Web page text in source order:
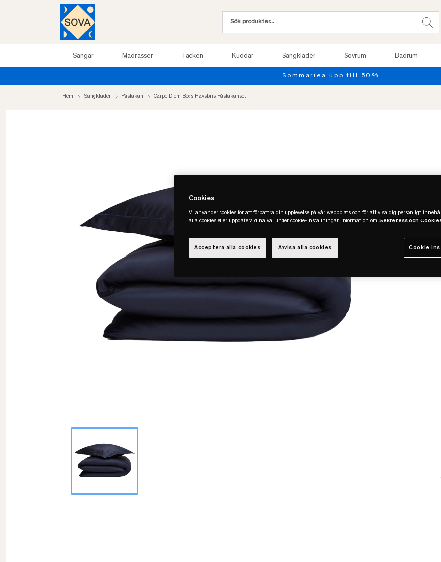
Sängar Madrasser Täcken Kuddar Sängkläder Sovrum Badrum
Hem Sängkläder Påslakan Carpe Diem Beds Havsbris Påslakanset
Cookies
Vi använder cookies för att förbättra din upplevelse på vår webbplats och för att visa dig personligt
alla cookies eller uppdatera dina val under cookie-inställningar. Information om Sekretess och
Cookie
Avvisa alla cookies
Acceptera alla cookies